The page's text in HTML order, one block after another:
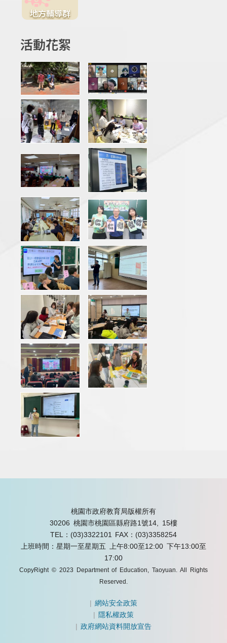
地方輔導群
活動花絮
桃園市政府教育局版權所有
30206 桃園市桃園區縣府路1號14, 15樓
TEL：(03)3322101
FAX：(03)3358254
上班時間：星期一至星期五 上午8:00至12:00 下午13:00至
17:00
CopyRight © 2023 Department of Education, Taoyuan. All Rights
Reserved.
|網站安全政策
|隱私權政策
|政府網站資料開放宣告